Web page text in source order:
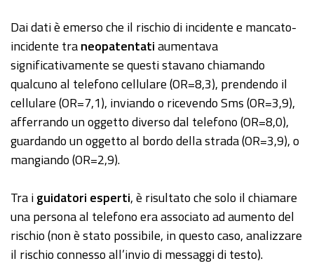
Dai dati è emerso che il rischio di incidente e mancato-
incidente traneopatentatiaumentava
significativamente se questi stavano chiamando
qualcuno al telefono cellulare (OR=8,3), prendendo il
cellulare (OR=7,1), inviando o ricevendo Sms (OR=3,9),
afferrando un oggetto diverso dal telefono (OR=8,0),
guardando un oggetto al bordo della strada (OR=3,9), o
mangiando (OR=2,9).
Tra iguidatori esperti, è risultato che solo il chiamare
una persona al telefono era associato ad aumento del
rischio (non è stato possibile, in questo caso, analizzare
il rischio connesso all’invio di messaggi di testo).